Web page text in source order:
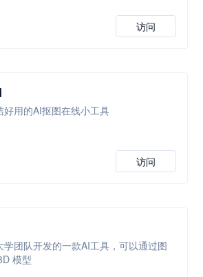
访问
好用的AI抠图在线小工具
访问
学团队开发的一款AI工具，可以通过图
模型